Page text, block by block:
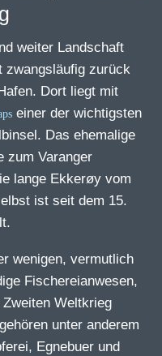
weiter Landschaft
zwangsläufig zurück
Dort liegt mit
einer der wichtigsten
Das ehemalige
zum Varanger
lange Ekkerøy vom
ist seit dem 15.
wenigen, vermutlich
Fischereianwesen,
Weltkrieg
unter anderem
Egnebuer und